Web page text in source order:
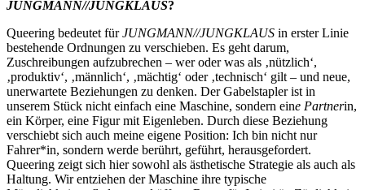
JUNGMANN//JUNGKLAUS?
Queering bedeutet fürJUNGMANN//JUNGKLAUS in erster Linie
bestehende Ordnungen zu verschieben. Es geht darum,
Zuschreibungen aufzubrechen – wer oder was als ‚nützlich‘,
‚produktiv‘, ‚männlich‘, ‚mächtig‘ oder ‚technisch‘ gilt – und neue,
unerwartete Beziehungen zu denken. Der Gabelstapler ist in
unserem Stück nicht einfach eine Maschine, sondern eine Partnerin,
ein Körper, eine Figur mit Eigenleben. Durch diese Beziehung
verschiebt sich auch meine eigene Position: Ich bin nicht nur
Fahrer*in, sondern werde berührt, geführt, herausgefordert.
Queering zeigt sich hier sowohl als ästhetische Strategie als auch als
Haltung. Wir entziehen der Maschine ihre typische